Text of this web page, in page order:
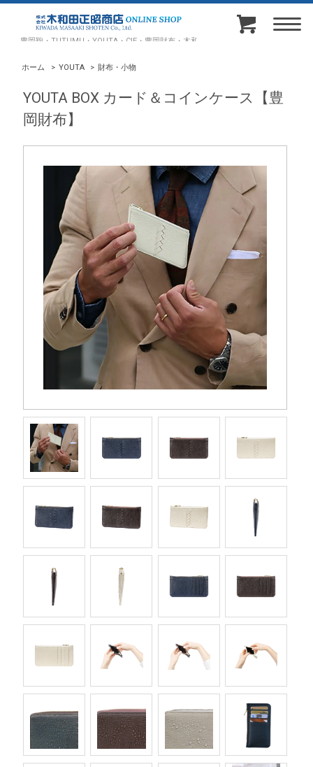
豊岡鞄・TUTUMU・YOUTA・CIE・豊岡財布・木和田正昭商店オンラインショップ
ホーム > YOUTA > 財布・小物
YOUTA BOX カード＆コインケース【豊
岡財布】